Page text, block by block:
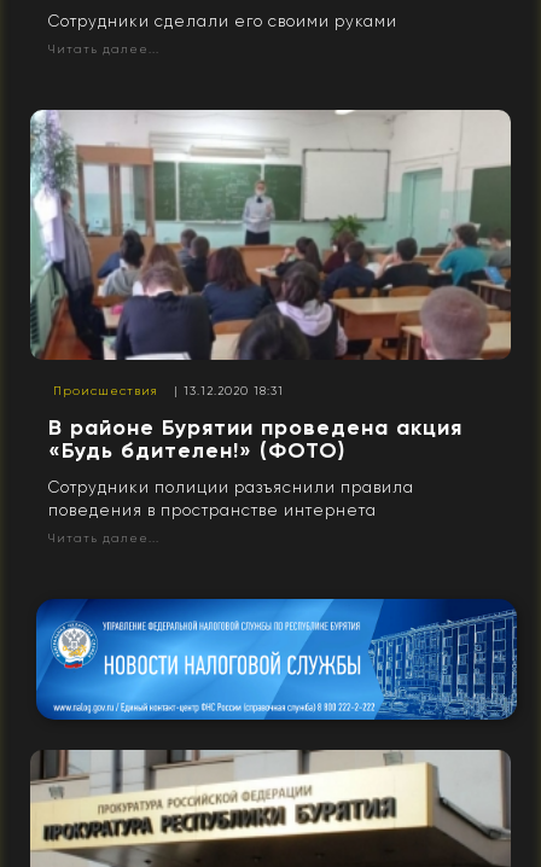
Сотрудники сделали его своими руками
Читать далее...
Происшествия | 13.12.2020 18:31
В районе Бурятии проведена акция
«Будь бдителен!» (ФОТО)
Сотрудники полиции разъяснили правила
поведения в пространстве интернета
Читать далее...